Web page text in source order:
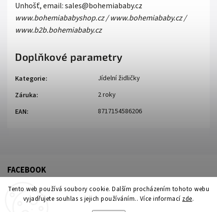
Tento web používá soubory cookie. Dalším procházením tohoto webu
vyjadřujete souhlas s jejich používáním.. Více informací zde.
Unhošť, email: sales@bohemiababy.cz
www.bohemiababyshop.cz / www.bohemiababy.cz /
www.b2b.bohemiababy.cz
Doplňkové parametry
Kategorie:
Jídelní židličky
Záruka:
2 roky
EAN: 8717154586206
FACEBOOK